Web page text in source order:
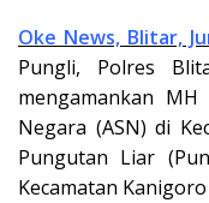
Oke News, Blitar,
Pungli, Polres
mengamankan
Negara (ASN) di
Pungutan Liar
Kecamatan